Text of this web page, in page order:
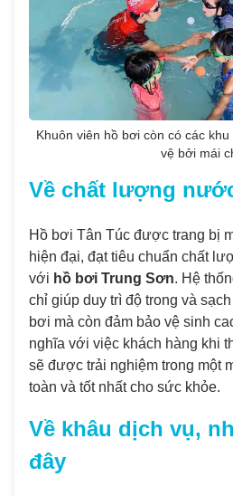
Khuôn viên hồ bơi còn có các
vệ bởi mái
Về chất lượng
Hồ bơi Tân Túc được trang bị
hiện đại, đạt tiêu chuẩn chất
với hồ bơi Trung Sơn. Hệ
chỉ giúp duy trì độ trong và
bơi mà còn đảm bảo vệ sinh
nghĩa với việc khách hàng khi
sẽ được trải nghiệm trong một
toàn và tốt nhất cho sức khỏe.
Về khâu dịch vụ,
đây